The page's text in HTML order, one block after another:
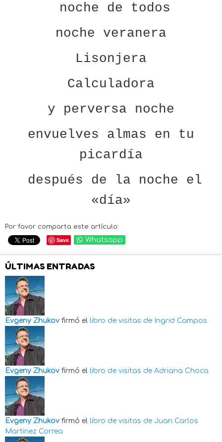
noche de todos
noche veranera
Lisonjera
Calculadora
y perversa noche
envuelves almas en tu
picardía
después de la noche el
«día»
Por favor comparta este artículo:
Save Whatsapp
ÚLTIMAS ENTRADAS
Evgeny Zhukov firmó el libro de visitas de Ingrid Campos
Evgeny Zhukov firmó el libro de visitas de Adriana Choca
Evgeny Zhukov firmó el libro de visitas de Juan Carlos
Martinez Correa